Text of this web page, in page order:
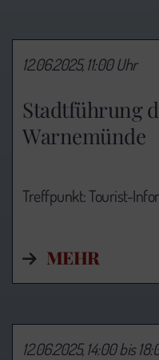
Stadtführung
Warnemünde
12.06.2025, 11:00 Uhr
Treffpunkt: Tourist-
MEHR
12.06.2025, 14:00 bis